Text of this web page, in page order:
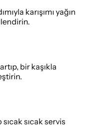
karışımı yağın
bir kaşıkla
sıcak servis